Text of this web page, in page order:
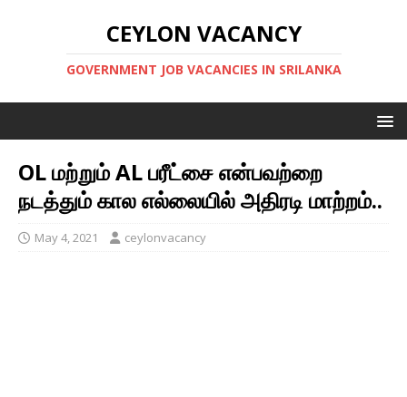
CEYLON VACANCY
GOVERNMENT JOB VACANCIES IN SRILANKA
OL மற்றும் AL பரீட்சை என்பவற்றை
நடத்தும் கால எல்லையில் அதிரடி மாற்றம்..
May 4, 2021 ceylonvacancy